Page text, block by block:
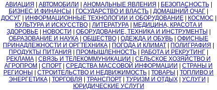
АВИАЦИЯ | АВТОМОБИЛИ | АНОМАЛЬНЫЕ ЯВЛЕНИЯ | БЕЗОПАСНОСТЬ|
БИЗНЕС И ФИНАНСЫ | ГОСУДАРСТВО И ВЛАСТЬ | ДОМАШНИЙ ОЧАГ |
ДОСУГ| ИНФОРМАЦИОННЫЕ ТЕХНОЛОГИИ И ОБОРУДОВАНИЕ| КОСМОС |
КУЛЬТУРА И ИСКУССТВО| ЛИТЕРАТУРА| МЕДИЦИНА, КРАСОТА И
ЗДОРОВЬЕ| НОВОСТИ | ОБОРУДОВАНИЕ, ТЕХНИКА И ИНСТРУМЕНТЫ |
ОБРАЗОВАНИЕ И НАУКА | ОБЩЕСТВО | ОДЕЖДА И ОБУВЬ | ОФИСНЫЕ
ПРИНАДЛЕЖНОСТИ И ОРГТЕХНИКА | ПОГОДА И КЛИМАТ | ПОЛИГРАФИЯ |
ПРОДУКТЫ ПИТАНИЯ | ПРОМЫШЛЕННОСТЬ | РАБОТА И РЕКРУТИНГ |
РЕКЛАМА | СВЯЗЬ И ТЕЛЕКОММУНИКАЦИИ | СЕЛЬСКОЕ ХОЗЯЙСТВО И
АГРОПРОМ | СПОРТ | СРЕДСТВА МАССОВОЙ ИНФОРМАЦИИ | СТРАНЫ И
РЕГИОНЫ | СТРОИТЕЛЬСТВО И НЕДВИЖИМОСТЬ | ТОВАРЫ | ТОПЛИВО И
ЭНЕРГЕТИКА| ТОРГОВЛЯ | ТРАНСПОРТ| ТУРИЗМ И ОТДЫХ| УСЛУГИ |
ЮРИДИЧЕСКИЕ УСЛУГИ